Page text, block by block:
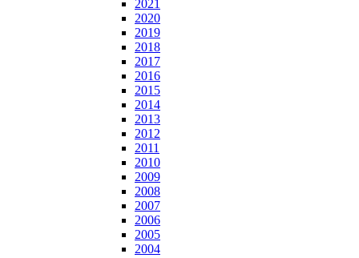
2021
2020
2019
2018
2017
2016
2015
2014
2013
2012
2011
2010
2009
2008
2007
2006
2005
2004